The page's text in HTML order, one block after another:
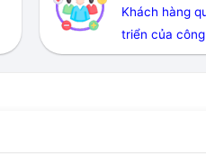
Khách hàng
triển của